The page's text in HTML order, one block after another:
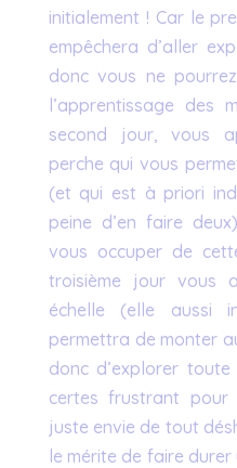
initialement ! Car le
empêchera d’aller
donc vous ne
l’apprentissage des
second jour, vous
perche qui vous
(et qui est à priori
peine d’en faire
vous occuper de
troisième jour vous
échelle (elle aussi
permettra de monter
donc d’explorer toute
certes frustrant
juste envie de tout
le mérite de faire